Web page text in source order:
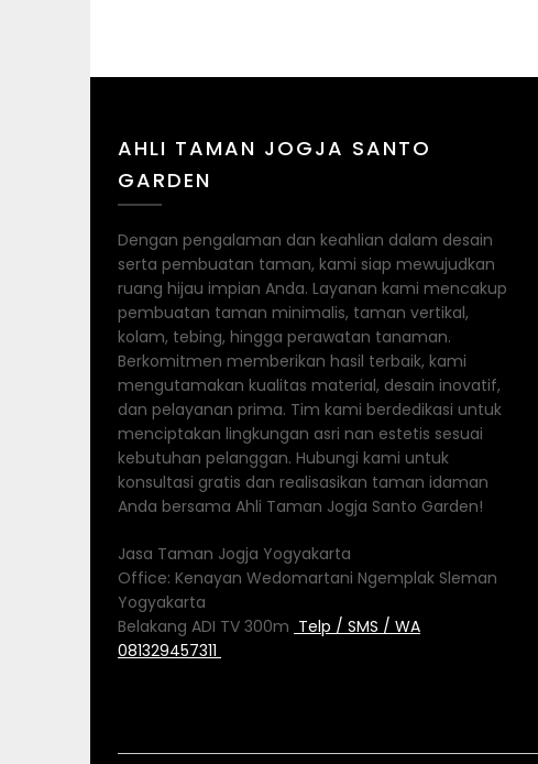
AHLI TAMAN JOGJA SANTO
GARDEN
Dengan pengalaman dan keahlian dalam desain
serta pembuatan taman, kami siap mewujudkan
ruang hijau impian Anda. Layanan kami mencakup
pembuatan taman minimalis, taman vertikal,
kolam, tebing, hingga perawatan tanaman.
Berkomitmen memberikan hasil terbaik, kami
mengutamakan kualitas material, desain inovatif,
dan pelayanan prima. Tim kami berdedikasi untuk
menciptakan lingkungan asri nan estetis sesuai
kebutuhan pelanggan. Hubungi kami untuk
konsultasi gratis dan realisasikan taman idaman
Anda bersama Ahli Taman Jogja Santo Garden!
Jasa Taman Jogja Yogyakarta
Office: Kenayan Wedomartani Ngemplak Sleman
Yogyakarta
Belakang ADI TV 300m Telp / SMS / WA
081329457311